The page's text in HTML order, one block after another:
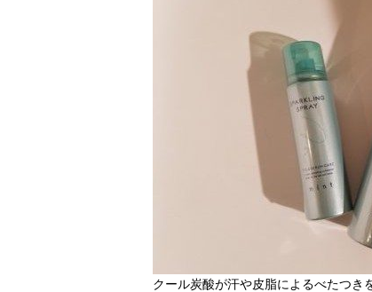
クール炭酸が汗や皮脂によるべたつき